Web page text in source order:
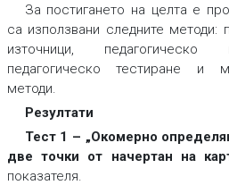
За постигането на целта е
са използвани следните методи:
източници, педагогическо
педагогическо тестиране и
методи.
Резултати
Тест 1 – „Окомерно
две точки от начертан на
показателя.